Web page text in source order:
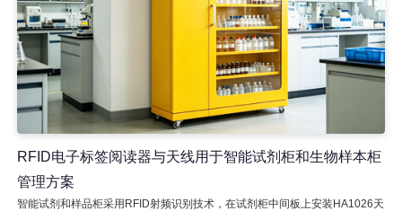
RFID电子标签阅读器与天线用于智能试剂柜和生物样本柜
管理方案
智能试剂和样品柜采用RFID射频识别技术，在试剂柜中间板上安装HA1026天